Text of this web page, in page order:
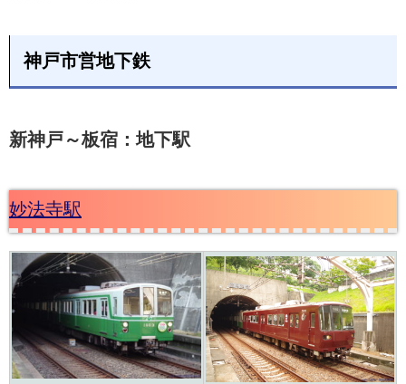
神戸市営地下鉄
新神戸～板宿：地下駅
妙法寺駅